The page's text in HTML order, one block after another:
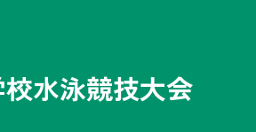
水泳競技大会